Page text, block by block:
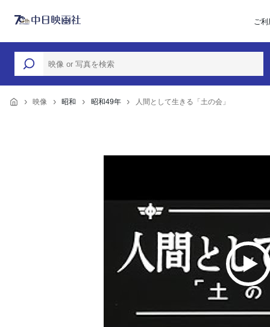
ご
映像 昭和 昭和49年 人間として生きる「土の会」